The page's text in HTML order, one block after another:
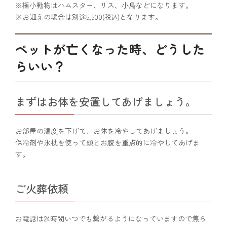
※極小動物はハムスター、リス、小鳥などになります。
※お迎えの場合は別途5,500(税込) となります。
ペットが亡くなった時、どうした
らいい？
まずはお体を安置してあげましょう。
お部屋の温度を下げて、お体を冷やしてあげましょう。
保冷剤や氷枕を使って頭とお腹を重点的に冷やしてあげま
す。
ご火葬依頼
お電話は24時間いつでも繋がるようになっていますので焦ら